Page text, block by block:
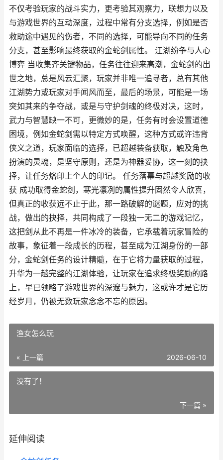
不仅考验玩家的战斗实力，更考验其观察力，联想力以及
与游戏世界的互动深度，过程中常有分支选择，例如是否
救助途中遇见的伤者，不同的选择，可能导向不同的任务
分支，甚至影响最终获取的金蛇剑属性。 江湖纷争与人心
博弈 当收集齐关键物品，任务往往迎来高潮，金蛇剑的出
世之地，总是风云汇聚，玩家并非唯一追寻者，总有其他
江湖势力或玩家对手闻风而至，最后的场景，可能是一场
突如其来的争夺战，或是与守护剑魂的终极对决，这时，
武力与智慧缺一不可，更微妙的是，任务有时会设置道德
困境，例如金蛇剑需以特定方式唤醒，这种方式或许违背
侠义之道，玩家面临的选择，已超越装备获取，触及角色
扮演的灵魂，是坚守原则，还是为神器妥协，这一刻的抉
择，让任务烙印上个人的印记。 任务落幕与超越奖励的收
获 成功取得金蛇剑，寒光凛冽的属性提升固然令人欣喜，
但真正的收获远不止于此，那一路破解的谜题，应对的挑
战，做出的抉择，共同构成了一段独一无二的游戏记忆，
这把剑从此不再是一件冰冷的装备，它承载着玩家冒险的
故事，象征着一段成长的历程，甚至成为江湖身份的一部
分，金蛇剑任务的设计精髓，在于它将力量获取的过程，
升华为一趟完整的江湖体验，让玩家在追求终极奖励的路
上，早已领略了游戏世界的深邃与魅力，这或许才是它历
经岁月，仍被无数玩家念念不忘的原因。
渔女怎么玩
« 上一篇 2026-06-10
没有了！
下一篇 »
延伸阅读